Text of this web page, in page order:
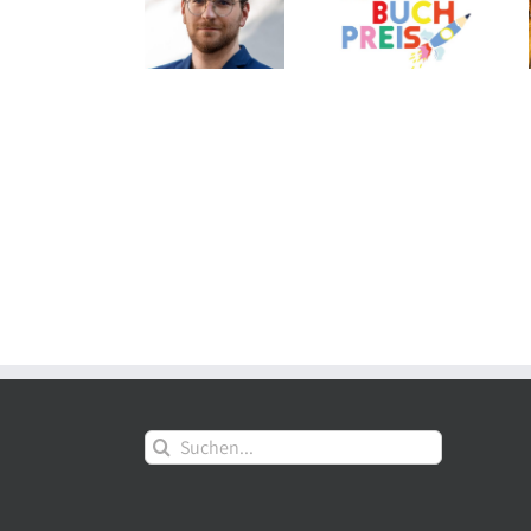
Shortlist des
Deutschen
Kinderbuchpreises
2026
Thalia eröffnet
am Grazer
Hauptplatz auf
Suche
nach: